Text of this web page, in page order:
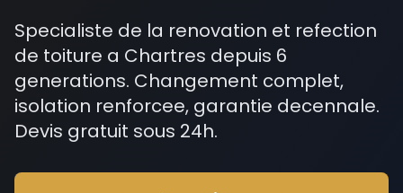
Specialiste de la renovation et refection
de toiture a Chartres depuis 6
generations. Changement complet,
isolation renforcee, garantie decennale.
Devis gratuit sous 24h.